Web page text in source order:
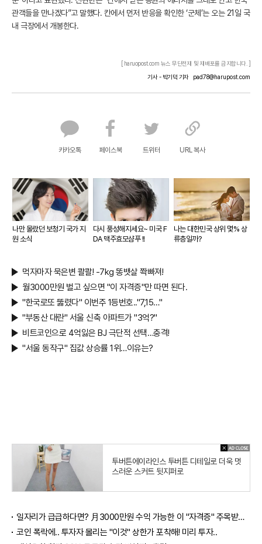
관객들을 만나겠다”고 말했다. 칸에서 먼저 반응을 확인한 ‘군체’는 오는 21일 국
내 극장에서 개봉한다.
[ haruopost.com 뉴스 무단전재 및 재배포를 금지합니다. ]
기사 - 박기덕 기자
pad78@harupost.com
카카오톡 페이스북 트위터 URL 복사
나만 몰랐던 보청기 국가 지
원 소식
다시 풍성해지세요~ 미국 F
DA 맥주효모샴푸 !!
나는 대한민국 상위 몇% 상
류층일까?
먹자마자 묵은변 콸콸! -7kg 똥뱃살 쫙빠져!
월3000만원 벌고 싶으면 "이 자격증"만 따면 된다.
"한국로또 뚫렸다" 이번주 1등번호.."7,15…"
"부동산 대란" 서울 신축 아파트가 "3억?"
비트코인으로 4억잃은 BJ 극단적 선택…충격!
"서울 동작구" 집값 상승률 1위…이유는?
투버튼에이라인스 투버튼 디테일로 더욱 멋
스러운 스커트 뒷지퍼로
일자리가 급급하다면? 月3000만원 수익 가능한 이 "자격증" 주목받고 있어..
코인 폭락에.. 투자자 몰리는 "이것" 상한가 포착해! 미리 투자..